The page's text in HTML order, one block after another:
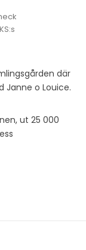
där
Janne o Louice.
ut 25 000